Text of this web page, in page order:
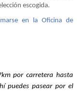
escogida.
en la Oficina de
por carretera hasta
puedes pasear por el